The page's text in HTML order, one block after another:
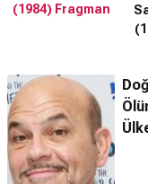
(1984) Fragman